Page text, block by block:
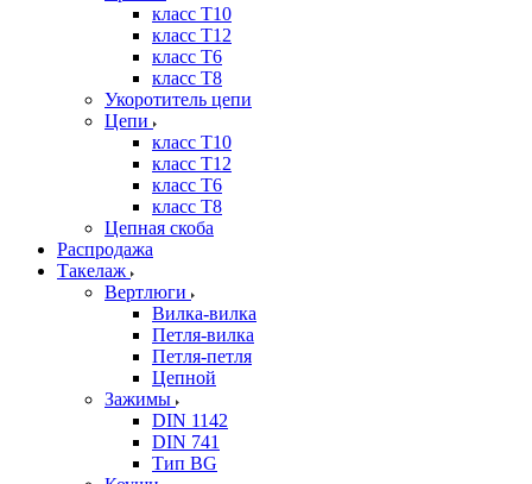
класс Т10
класс Т12
класс Т6
класс Т8
Укоротитель цепи
Цепи
класс Т10
класс Т12
класс Т6
класс Т8
Цепная скоба
Распродажа
Такелаж
Вертлюги
Вилка-вилка
Петля-вилка
Петля-петля
Цепной
Зажимы
DIN 1142
DIN 741
Тип BG